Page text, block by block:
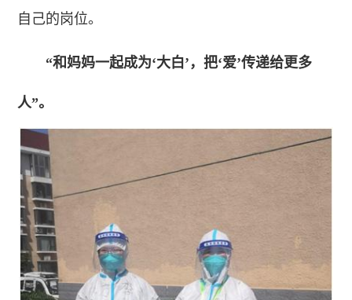
自己的岗位。
“和妈妈一起成为‘大白’，把‘爱’传递给更多
人”。